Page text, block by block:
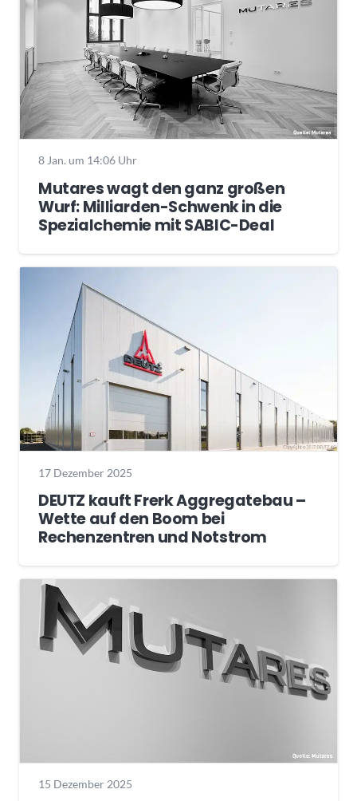
8 Jan. um 14:06 Uhr
Mutares wagt den ganz großen
Wurf: Milliarden-Schwenk in die
Spezialchemie mit SABIC-Deal
17 Dezember 2025
DEUTZ kauft Frerk Aggregatebau –
Wette auf den Boom bei
Rechenzentren und Notstrom
15 Dezember 2025